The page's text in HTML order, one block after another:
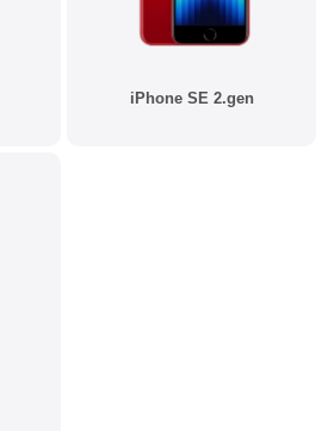
iPhone SE 2.gen